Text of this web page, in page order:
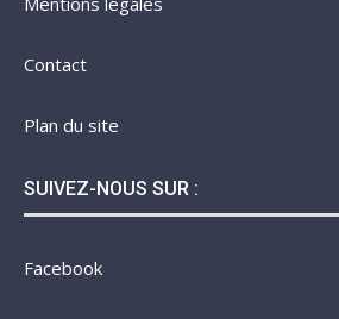
Contact
Plan du site
SUIVEZ-NOUS SUR :
Facebook